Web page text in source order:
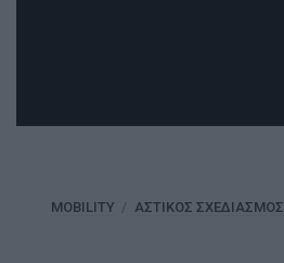
MOBILITY ΑΣΤΙΚΌΣ ΣΧΕΔΙΑΣΜΌΣ